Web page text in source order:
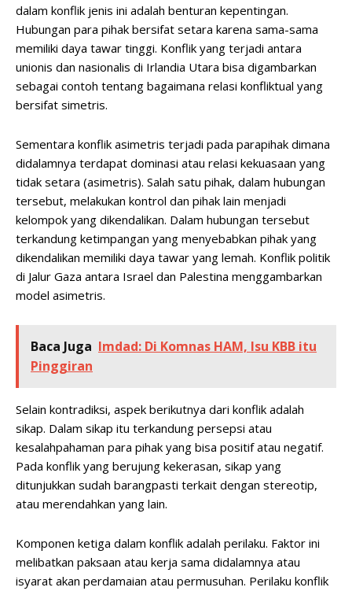
dalam konflik jenis ini adalah benturan kepentingan.
Hubungan para pihak bersifat setara karena sama-sama
memiliki daya tawar tinggi. Konflik yang terjadi antara
unionis dan nasionalis di Irlandia Utara bisa digambarkan
sebagai contoh tentang bagaimana relasi konfliktual yang
bersifat simetris.
Sementara konflik asimetris terjadi pada parapihak dimana
didalamnya terdapat dominasi atau relasi kekuasaan yang
tidak setara (asimetris). Salah satu pihak, dalam hubungan
tersebut, melakukan kontrol dan pihak lain menjadi
kelompok yang dikendalikan. Dalam hubungan tersebut
terkandung ketimpangan yang menyebabkan pihak yang
dikendalikan memiliki daya tawar yang lemah. Konflik politik
di Jalur Gaza antara Israel dan Palestina menggambarkan
model asimetris.
Baca Juga Imdad: Di Komnas HAM, Isu KBB itu
Pinggiran
Selain kontradiksi, aspek berikutnya dari konflik adalah
sikap. Dalam sikap itu terkandung persepsi atau
kesalahpahaman para pihak yang bisa positif atau negatif.
Pada konflik yang berujung kekerasan, sikap yang
ditunjukkan sudah barangpasti terkait dengan stereotip,
atau merendahkan yang lain.
Komponen ketiga dalam konflik adalah perilaku. Faktor ini
melibatkan paksaan atau kerja sama didalamnya atau
isyarat akan perdamaian atau permusuhan. Perilaku konflik